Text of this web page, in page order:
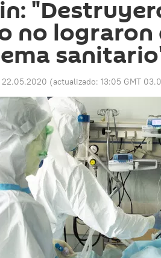
no
22.05.2020 (actualizado: 13:05 GMT